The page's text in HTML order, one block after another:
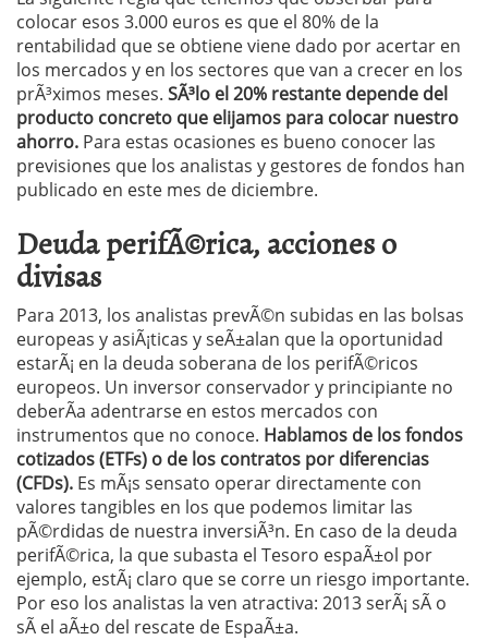
colocar esos 3.000 euros es que el 80% de la
rentabilidad que se obtiene viene dado por acertar en
los mercados y en los sectores que van a crecer en los
prÃ³ximos meses. SÃ³lo el 20% restante depende del
producto concreto que elijamos para colocar nuestro
ahorro. Para estas ocasiones es bueno conocer las
previsiones que los analistas y gestores de fondos han
publicado en este mes de diciembre.
Deuda perifÃ©rica, acciones o
divisas
Para 2013, los analistas prevÃ©n subidas en las bolsas
europeas y asiÃ¡ticas y seÃ±alan que la oportunidad
estarÃ¡ en la deuda soberana de los perifÃ©ricos
europeos. Un inversor conservador y principiante no
deberÃ­a adentrarse en estos mercados con
instrumentos que no conoce. Hablamos de los fondos
cotizados (ETFs) o de los contratos por diferencias
(CFDs). Es mÃ¡s sensato operar directamente con
valores tangibles en los que podemos limitar las
pÃ©rdidas de nuestra inversiÃ³n. En caso de la deuda
perifÃ©rica, la que subasta el Tesoro espaÃ±ol por
ejemplo, estÃ¡ claro que se corre un riesgo importante.
Por eso los analistas la ven atractiva: 2013 serÃ¡ sÃ­ o
sÃ­ el aÃ±o del rescate de EspaÃ±a.